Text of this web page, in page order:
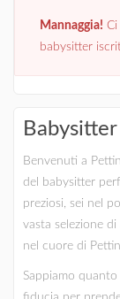
Mannaggia!
babysitter
Benvenuti a
del babysitter
preziosi, sei nel
vasta selezione
nel cuore di
Sappiamo